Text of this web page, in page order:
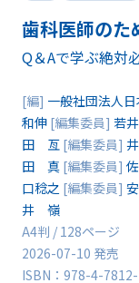
歯科医師のた
Q＆Aで学ぶ絶対
[編] 一般社団法人
和伸 [編集委員] 若
田 亙 [編集委員]
田 真 [編集委員]
口稔之 [編集委員]
井 嶺
A4判 / 128ページ
2026-07-10 発売
ISBN：978-4-